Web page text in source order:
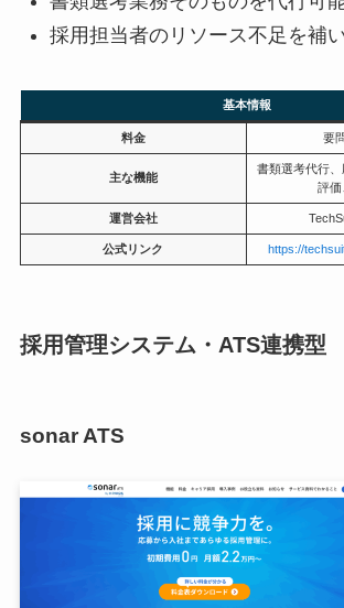
採用担当者のリソース不足を補
基本情報
料金 要
主な機能
書類選考代行
評価
運営会社
公式リンク https://
採用管理システム・ATS連携型
sonar ATS